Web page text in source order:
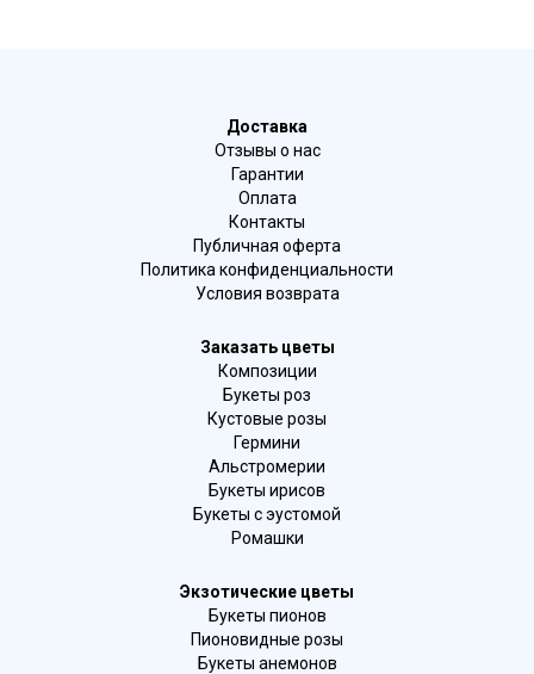
Доставка
Отзывы о нас
Гарантии
Оплата
Контакты
Публичная оферта
Политика конфиденциальности
Условия возврата
Заказать цветы
Композиции
Букеты роз
Кустовые розы
Гермини
Альстромерии
Букеты ирисов
Букеты с эустомой
Ромашки
Экзотические цветы
Букеты пионов
Пионовидные розы
Букеты анемонов